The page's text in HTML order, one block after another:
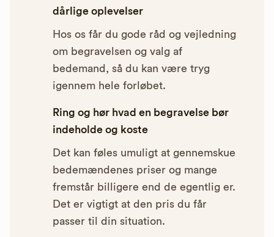
dårlige oplevelser
Hos os får du gode råd og vejledning
om begravelsen og valg af
bedemand, så du kan være tryg
igennem hele forløbet.
Ring og hør hvad en begravelse bør
indeholde og koste
Det kan føles umuligt at gennemskue
bedemændenes priser og mange
fremstår billigere end de egentlig er.
Det er vigtigt at den pris du får
passer til din situation.